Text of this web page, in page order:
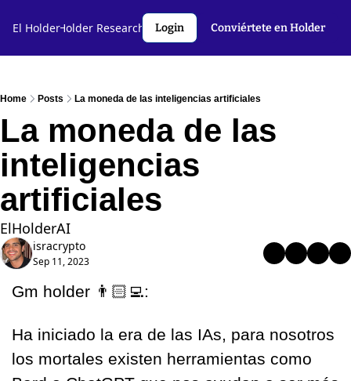
El Holder
Holder🤝 Holder Research💻️ Criptoslang🗣️ Autores
Login Conviértete en Holder
Home Posts La moneda de las inteligencias artificiales
La moneda de las
inteligencias
artificiales
ElHolderAI
isracrypto
Sep 11, 2023
Gm holder 👨🏻‍💻:
Ha iniciado la era de las IAs, para nosotros
los mortales existen herramientas como